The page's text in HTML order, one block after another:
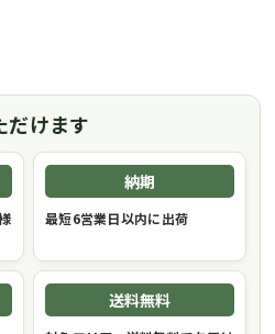
だけます
納期
最短6営業日以内に出荷
送料無料